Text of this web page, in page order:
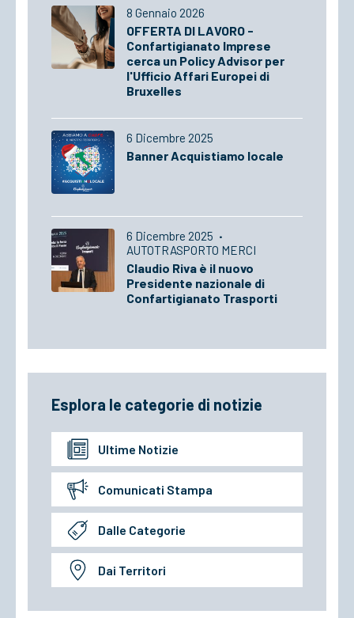
8 Gennaio 2026
OFFERTA DI LAVORO -
Confartigianato Imprese
cerca un Policy Advisor per
l'Ufficio Affari Europei di
Bruxelles
6 Dicembre 2025
Banner Acquistiamo locale
6 Dicembre 2025 ·
AUTOTRASPORTO MERCI
Claudio Riva è il nuovo
Presidente nazionale di
Confartigianato Trasporti
Esplora le categorie di notizie
Ultime Notizie
Comunicati Stampa
Dalle Categorie
Dai Territori